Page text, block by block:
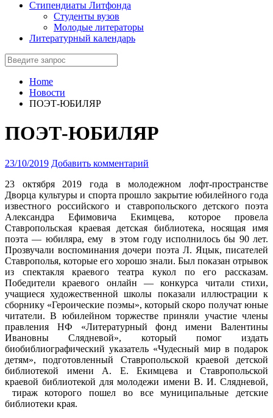
Стипендиаты Литфонда
Студенты вузов
Молодые литераторы
Литературный календарь
Home
Новости
ПОЭТ-ЮБИЛЯР
ПОЭТ-ЮБИЛЯР
23/10/2019 Добавить комментарий
23 октября 2019 года в молодежном лофт-пространстве
Дворца культуры и спорта прошло закрытие юбилейного года
известного российского и ставропольского детского поэта
Александра Ефимовича Екимцева, которое провела
Ставропольская краевая детская библиотека, носящая имя
поэта — юбиляра, ему в этом году исполнилось бы 90 лет.
Прозвучали воспоминания дочери поэта Л. Яцык, писателей
Ставрополья, которые его хорошо знали. Был показан отрывок
из спектакля краевого театра кукол по его рассказам.
Победители краевого онлайн — конкурса читали стихи,
учащиеся художественной школы показали иллюстрации к
сборнику «Героические поэмы», который скоро получат юные
читатели. В юбилейном торжестве приняли участие члены
правления НФ «Литературный фонд имени Валентины
Ивановны Слядневой», который помог издать
биобиблиографический указатель «Чудесный мир в подарок
детям», подготовленный Ставропольской краевой детской
библиотекой имени А. Е. Екимцева и Ставропольской
краевой библиотекой для молодежи имени В. И. Слядневой,
тираж которого пошел во все муниципальные детские
библиотеки края.